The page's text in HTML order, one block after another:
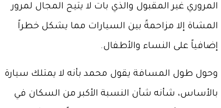
المروري غير المقبول والذي بات لا يتيح المجال لمرور
المشاة إلا مزاحمةً بين السيارات مما يشكل خطراً
إضافياً على النساء والأطفال.
وحول طول المسافة يقول محمد بأنه لا يمتلك سيارة
بالأساس، شأنه شأن النسبة الأكبر من السكان في